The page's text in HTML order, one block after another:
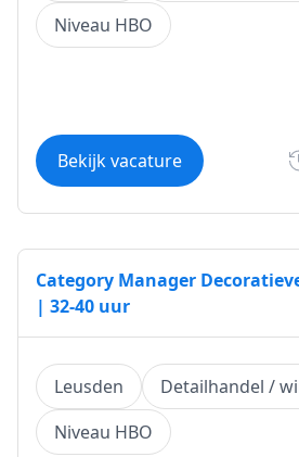
Niveau HBO
Bekijk vacature
Category Manager
| 32-40 uur
Leusden Detailhandel /
Niveau HBO